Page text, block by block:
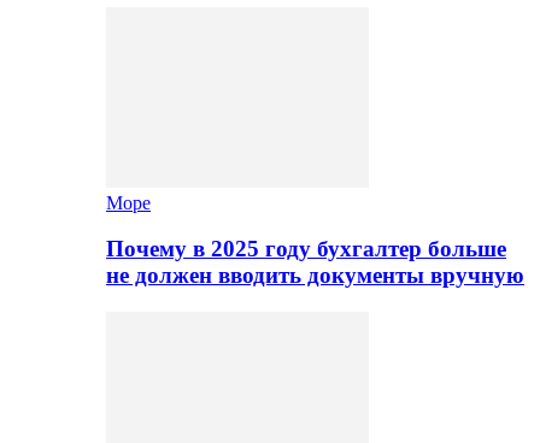
Море
Почему в 2025 году бухгалтер больше
не должен вводить документы вручную